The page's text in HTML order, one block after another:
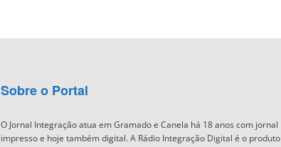
Sobre o Portal
O Jornal Integração atua em Gramado e Canela há 18 anos com jornal
impresso e hoje também digital. A Rádio Integração Digital é o produto